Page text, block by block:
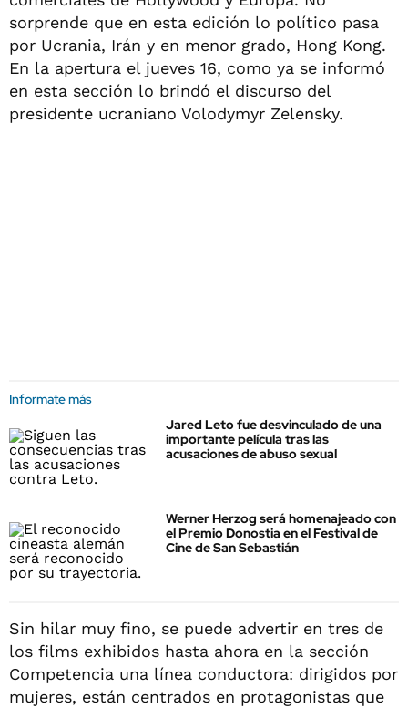
sorprende que en esta edición lo político pasa
por Ucrania, Irán y en menor grado, Hong Kong.
En la apertura el jueves 16, como ya se informó
en esta sección lo brindó el discurso del
presidente ucraniano Volodymyr Zelensky.
Informate más
Jared Leto fue desvinculado de una
importante película tras las
acusaciones de abuso sexual
Werner Herzog será homenajeado con
el Premio Donostia en el Festival de
Cine de San Sebastián
Sin hilar muy fino, se puede advertir en tres de
los films exhibidos hasta ahora en la sección
Competencia una línea conductora: dirigidos por
mujeres, están centrados en protagonistas que